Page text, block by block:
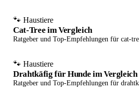
🐾 Haustiere
Cat-Tree im Vergleich
Ratgeber und Top-Empfehlungen für cat-
🐾 Haustiere
Drahtkäfig für Hunde im Vergleich
Ratgeber und Top-Empfehlungen für